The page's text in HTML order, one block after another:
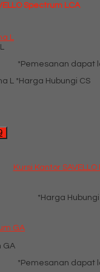
Spectrum LCA
*Pemesanan dapat
*Harga Hubungi CS
Kursi Kantor
*Harga Hubungi
GA
*Pemesanan dapat